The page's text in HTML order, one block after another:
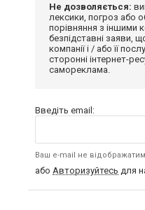
Не дозволяється:
лексики, погроз або
порівняння з іншими
безпідставні заяви,
компанії і / або її
сторонні інтернет-
самореклама.
Введіть email:
Ваш e-mail не
або Авторизуйтесь для